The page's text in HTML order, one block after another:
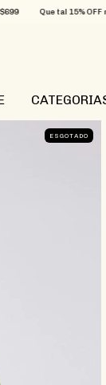
tal 15% OFF na sua
ESGOTADO